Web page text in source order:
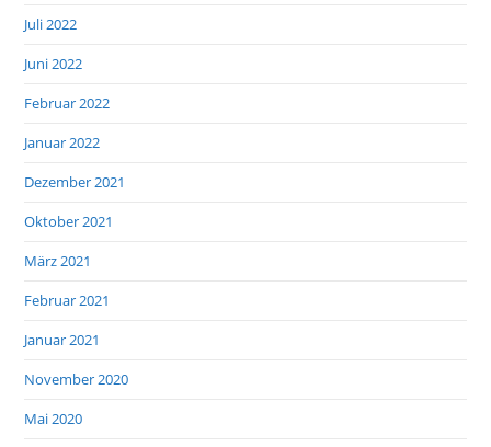
Juli 2022
Juni 2022
Februar 2022
Januar 2022
Dezember 2021
Oktober 2021
März 2021
Februar 2021
Januar 2021
November 2020
Mai 2020